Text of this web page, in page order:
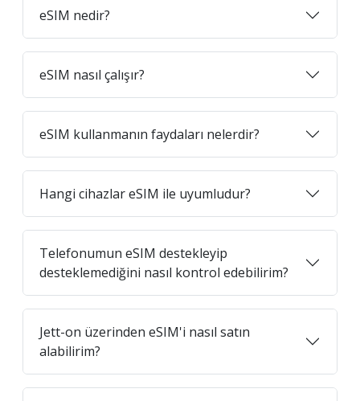
eSIM nedir?
eSIM nasıl çalışır?
eSIM kullanmanın faydaları nelerdir?
Hangi cihazlar eSIM ile uyumludur?
Telefonumun eSIM destekleyip
desteklemediğini nasıl kontrol edebilirim?
Jett-on üzerinden eSIM'i nasıl satın
alabilirim?